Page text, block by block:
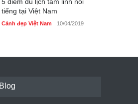
tiếng tại Việt Nam
Cảnh đẹp Việt Nam 10/04/2019